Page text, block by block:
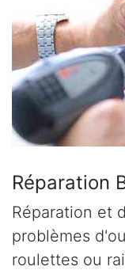
Réparation
Réparation et
problèmes
roulettes ou